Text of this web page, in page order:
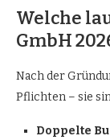
Welche
GmbH
Nach der
Pflichten – sie
Doppelte